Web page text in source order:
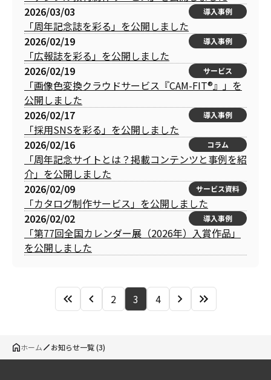
2026/03/03
導入事例
「周年記念誌を彩る」を公開しました
2026/02/19
導入事例
「広報誌を彩る」を公開しました
2026/02/19
サービス
「画像色変換クラウドサービス『CAM-FIT®』」を
公開しました
2026/02/17
導入事例
「採用SNSを彩る」を公開しました
2026/02/16
コラム
「周年記念サイトとは？掲載コンテンツと事例を紹
介」を公開しました
2026/02/09
サービス資料
「カタログ制作サービス」を公開しました
2026/02/02
導入事例
「第77回全国カレンダー展（2026年）入賞作品」
を公開しました
2 3 4
ホーム お知らせ一覧 (3)